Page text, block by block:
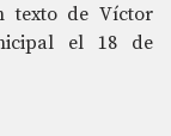
texto de Víctor
el 18 de